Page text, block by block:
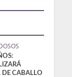
DE CABALLO